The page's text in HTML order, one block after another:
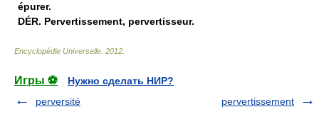
épurer.
DÉR. Pervertissement, pervertisseur.
Encyclopédie Universelle 2012
Игры ⚽
Нужно сделать НИР?
perversité
pervertissement